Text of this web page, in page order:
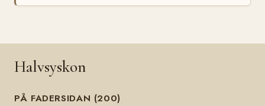
Halvsyskon
PÅ FADERSIDAN (200)